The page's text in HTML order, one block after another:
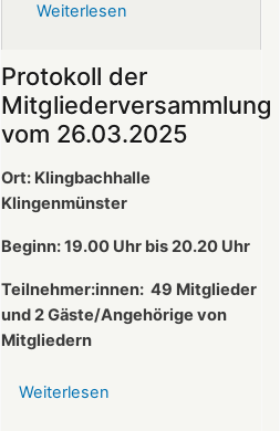
Weiterlesen
ist
neuer
1.
des
Protokoll der
Mitgliederversammlung
vom 26.03.2025
Ort: Klingbachhalle
Klingenmünster
Beginn: 19.00 Uhr bis 20.20 Uhr
Teilnehmer:innen: 49 Mitglieder
und 2 Gäste/Angehörige von
Mitgliedern
Weiterlesen